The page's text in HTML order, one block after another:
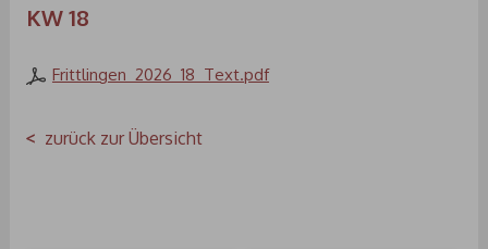
KW 18
Frittlingen_2026_18_Text.pdf
zurück zur Übersicht